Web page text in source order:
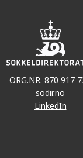
ORG.NR. 870 917
sodir.no
LinkedIn